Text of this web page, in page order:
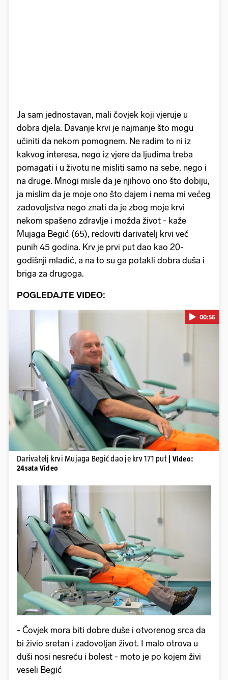
Ja sam jednostavan, mali čovjek koji vjeruje u
dobra djela. Davanje krvi je najmanje što mogu
učiniti da nekom pomognem. Ne radim to ni iz
kakvog interesa, nego iz vjere da ljudima treba
pomagati i u životu ne misliti samo na sebe, nego i
na druge. Mnogi misle da je njihovo ono što dobiju,
ja mislim da je moje ono što dajem i nema mi većeg
zadovoljstva nego znati da je zbog moje krvi
nekom spašeno zdravlje i možda život - kaže
Mujaga Begić (65), redoviti darivatelj krvi već
punih 45 godina. Krv je prvi put dao kao 20-
godišnji mladić, a na to su ga potakli dobra duša i
briga za drugoga.
POGLEDAJTE VIDEO:
Pokretanje videa...
00:56
Darivatelj krvi Mujaga Begić dao je krv 171 put
| Video:
24sata Video
- Čovjek mora biti dobre duše i otvorenog srca da
bi živio sretan i zadovoljan život. I malo otrova u
duši nosi nesreću i bolest - moto je po kojem živi
veseli Begić